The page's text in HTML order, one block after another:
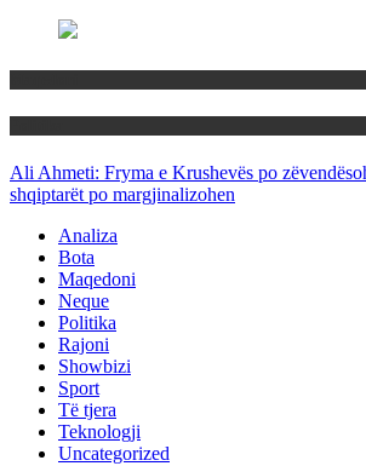
Ali Ahmeti: Fryma e Krushevës po
shqiptarët po margjinalizohen
Analiza
Bota
Maqedoni
Neque
Politika
Rajoni
Showbizi
Sport
Të tjera
Teknologji
Uncategorized